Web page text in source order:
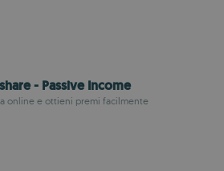
- Passive Income
online e ottieni premi facilmente